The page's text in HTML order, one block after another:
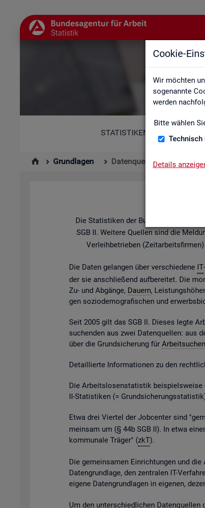
Cookie-
Wir möchten
sogenannte
werden
Bitte wählen
Technisch
Details
STATISTIKEN
Grundlagen Datenquellen
Die Sta­tis­ti­ken der Bun­des­agen­tur für
SGB II. Wei­te­re Quel­len sind die
Ver­leih­be­trie­ben
Die Daten ge­lan­gen über ver­schie­de­ne IT
der sie an­schlie­ßend auf­be­rei­tet. Die
Zu- und Ab­gän­ge, Dau­ern,
gen so­zio­de­mo­gra­fi­schen und
Seit 2005 gilt das SGB II. Die­ses legte
su­chen­den aus zwei Da­ten­quel­len: aus
über die Grund­si­che­rung für
De­tail­lier­te In­for­ma­tio­nen zu den
Die Ar­beits­lo­sen­sta­tis­tik bei­spiels­wei­se
II-Sta­tis­ti­ken (=
Etwa drei Vier­tel der Job­cen­ter sind
mein­sam um (§ 44b SGB II). In etwa
kom­mu­na­le Trä­ger" (zkT).
Die ge­mein­sa­men Ein­rich­tun­gen und
Da­ten­grund­la­ge, den zen­tra­len IT-
ei­ge­ne Da­ten­grund­la­gen in ei­ge­nen,
Um den un­ter­schied­li­chen